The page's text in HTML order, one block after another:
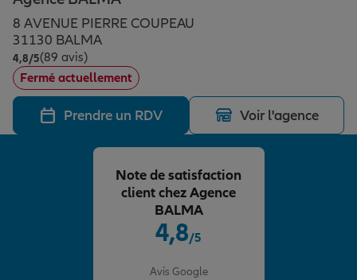
Assurance emprunteur
Prévoyance et dépendance
Assurance animal de compagnie
Protection de la famille
Protection juridique
Épargne & retraite
Plan épargne retraite
Assurance vie
Placements financiers
Investissements immobiliers
Vos projets
Partir en vacances
Conseil assurance
8 AVENUE PIERRE COUPEAU
31130 BALMA
4,8/5Note de 4.8 sur 5
(89 avis)
Fermé actuellement
Prendre un RDV Voir l'agence
4,8/5
Avis Google
Note de satisfaction
client chez Agence
BALMA